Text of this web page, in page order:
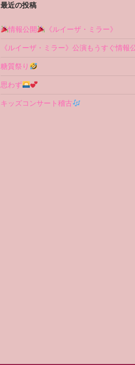
最近の投稿
情報公開 《ルイーザ・ミラー》
《ルイーザ・ミラー》公演もうすぐ情報
糖質祭り
思わず
キッズコンサート稽古